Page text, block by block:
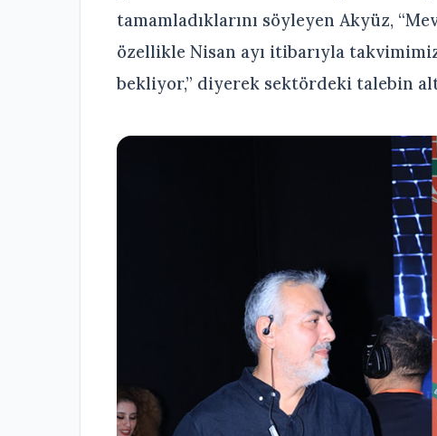
tamamladıklarını söyleyen Akyüz,
özellikle Nisan ayı itibarıyla
bekliyor,” diyerek sektördeki talebin